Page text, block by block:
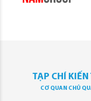
TẠP CHÍ
CƠ QUAN CHỦ